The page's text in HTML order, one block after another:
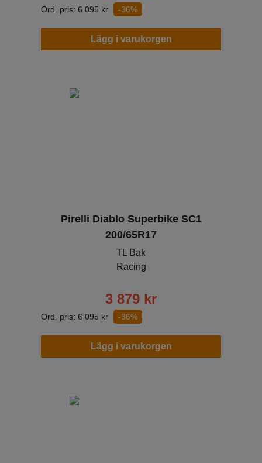
Ord. pris: 6 095 kr -36%
Lägg i varukorgen
Pirelli Diablo Superbike SC1
200/65R17
TL Bak
Racing
3 879 kr
Ord. pris: 6 095 kr -36%
Lägg i varukorgen